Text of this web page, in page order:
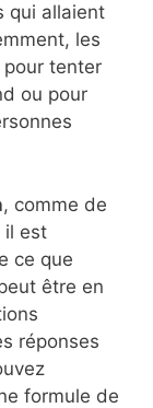
qui allaient
les
tenter
ou pour
, comme de
il est
ce que
être en
réponses
formule de